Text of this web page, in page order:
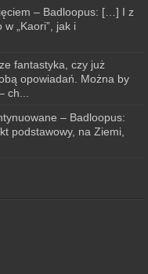
– Badloopus: […] I z
„Kaori”, jak i
fantastyka, czy już
opowiadań. Można by
ch...
– Badloopus:
podstawowy, na Ziemi,